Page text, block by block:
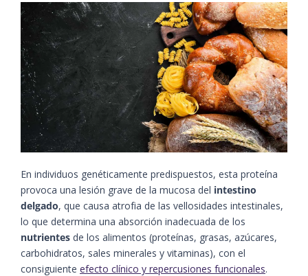
En individuos genéticamente predispuestos, esta proteína
provoca una lesión grave de la mucosa del intestino
delgado, que causa atrofia de las vellosidades intestinales,
lo que determina una absorción inadecuada de los
nutrientes de los alimentos (proteínas, grasas, azúcares,
carbohidratos, sales minerales y vitaminas), con el
consiguiente efecto clínico y repercusiones funcionales.